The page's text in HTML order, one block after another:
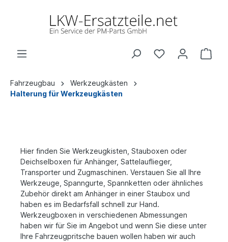
Fahrzeugbau
Werkzeugkästen
Halterung für Werkzeugkästen
Hier finden Sie Werkzeugkisten, Stauboxen oder
Deichselboxen für Anhänger, Sattelauflieger,
Transporter und Zugmaschinen. Verstauen Sie all Ihre
Werkzeuge, Spanngurte, Spannketten oder ähnliches
Zubehör direkt am Anhänger in einer Staubox und
haben es im Bedarfsfall schnell zur Hand.
Werkzeugboxen in verschiedenen Abmessungen
haben wir für Sie im Angebot und wenn Sie diese unter
Ihre Fahrzeugpritsche bauen wollen haben wir auch